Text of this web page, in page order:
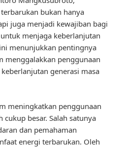
bukan hanya
juga menjadi kewajiban bagi
menjaga keberlanjutan
menunjukkan pentingnya
menggalakkan penggunaan
generasi masa
meningkatkan penggunaan
besar. Salah satunya
dan pemahaman
energi terbarukan. Oleh